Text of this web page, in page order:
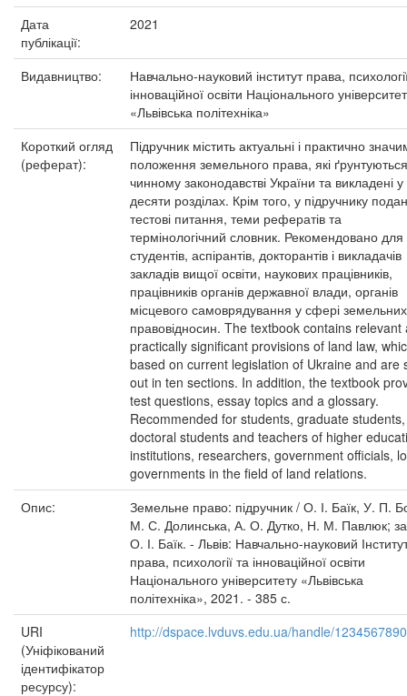
Дата
публікації:
2021
Видавництво:
Навчально-науковий інститут права,
інноваційної освіти Національного
«Львівська політехніка»
Короткий огляд
(реферат):
Підручник містить актуальні і практично
положення земельного права, які
чинному законодавстві України та викладені у
десяти розділах. Крім того, у підручнику
тестові питання, теми рефератів та
термінологічний словник. Рекомендовано для
студентів, аспірантів, докторантів і викладачів
закладів вищої освіти, наукових працівників,
працівників органів державної влади, органів
місцевого самоврядування у сфері земельних
правовідносин. The textbook contains relevant
practically significant provisions of land law,
based on current legislation of Ukraine and are
out in ten sections. In addition, the textbook
test questions, essay topics and a glossary.
Recommended for students, graduate students,
doctoral students and teachers of higher
institutions, researchers, government officials,
governments in the field of land relations.
Опис:
Земельне право: підручник / О. І. Баїк, У. П.
М. С. Долинська, А. О. Дутко, Н. М. Павлюк;
О. І. Баїк. - Львів: Навчально-науковий
права, психології та інноваційної освіти
Національного університету «Львівська
політехніка», 2021. - 385 с.
URI
(Уніфікований
ідентифікатор
ресурсу):
http://dspace.lvduvs.edu.ua/handle/